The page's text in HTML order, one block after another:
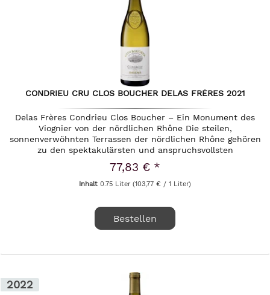
CONDRIEU CRU CLOS BOUCHER DELAS FRÈRES 2021
Delas Frères Condrieu Clos Boucher – Ein Monument des
Viognier von der nördlichen Rhône Die steilen,
sonnenverwöhnten Terrassen der nördlichen Rhône gehören
zu den spektakulärsten und anspruchsvollsten
Weinbauregionen der Welt. Hier, wo...
77,83 € *
Inhalt0.75 Liter(103,77 € / 1 Liter)
Bestellen
2022